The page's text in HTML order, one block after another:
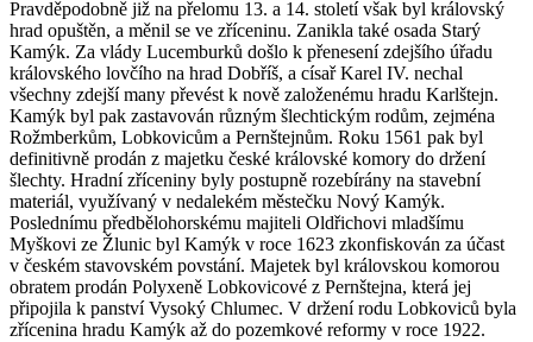
Pravděpodobně již na přelomu 13. a 14. století však byl královský
hrad opuštěn, a měnil se ve zříceninu. Zanikla také osada Starý
Kamýk. Za vlády Lucemburků došlo k přenesení zdejšího úřadu
královského lovčího na hrad Dobříš, a císař Karel IV. nechal
všechny zdejší many převést k nově založenému hradu Karlštejn.
Kamýk byl pak zastavován různým šlechtickým rodům, zejména
Rožmberkům, Lobkovicům a Pernštejnům. Roku 1561 pak byl
definitivně prodán z majetku české královské komory do držení
šlechty. Hradní zříceniny byly postupně rozebírány na stavební
materiál, využívaný v nedalekém městečku Nový Kamýk.
Poslednímu předbělohorskému majiteli Oldřichovi mladšímu
Myškovi ze Žlunic byl Kamýk v roce 1623 zkonfiskován za účast
v českém stavovském povstání. Majetek byl královskou komorou
obratem prodán Polyxeně Lobkovicové z Pernštejna, která jej
připojila k panství Vysoký Chlumec. V držení rodu Lobkoviců byla
zřícenina hradu Kamýk až do pozemkové reformy v roce 1922.